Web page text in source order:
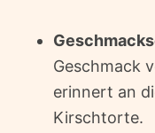
Geschmack
erinnert an
Kirschtorte.